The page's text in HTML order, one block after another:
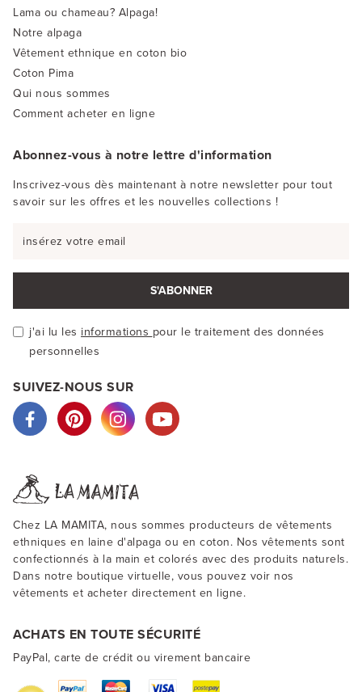
Lama ou chameau? Alpaga!
Notre alpaga
Vêtement ethnique en coton bio
Coton Pima
Qui nous sommes
Comment acheter en ligne
Abonnez-vous à notre lettre d'information
Inscrivez-vous dès maintenant à notre newsletter pour tout
savoir sur les offres et les nouvelles collections !
S'ABONNER
j'ai lu les informations pour le traitement des données
personnelles
SUIVEZ-NOUS SUR
Chez LA MAMITA, nous sommes producteurs de vêtements
ethniques en laine d'alpaga ou en coton. Nos vêtements sont
confectionnés à la main et colorés avec des produits naturels.
Dans notre boutique virtuelle, vous pouvez voir nos
vêtements et acheter directement en ligne.
ACHATS EN TOUTE SÉCURITÉ
PayPal, carte de crédit ou virement bancaire